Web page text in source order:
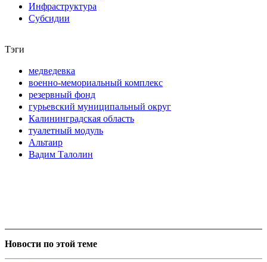
Инфраструктура
Субсидии
Тэги
медведевка
военно-мемориальный комплекс
резервный фонд
гурьевский муниципальный округ
Калининградская область
туалетный модуль
Альтаир
Вадим Талолин
Новости по этой теме